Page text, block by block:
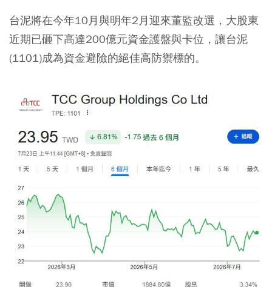
台泥將在今年10月與明年2月迎來董監改選，大股東
近期已砸下高達200億元資金護盤與卡位，讓台泥
(1101)成為資金避險的絕佳高防禦標的。